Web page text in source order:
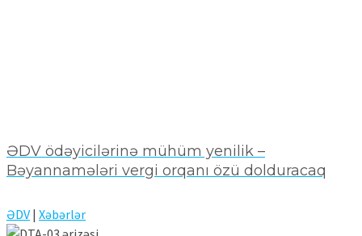
ƏDV ödəyicilərinə mühüm yenilik –
Bəyannamələri vergi orqanı özü dolduracaq
ƏDV | Xəbərlər